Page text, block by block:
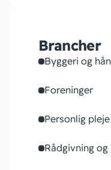
Brancher
Byggeri og
Foreninger
Personlig pleje
Rådgivning